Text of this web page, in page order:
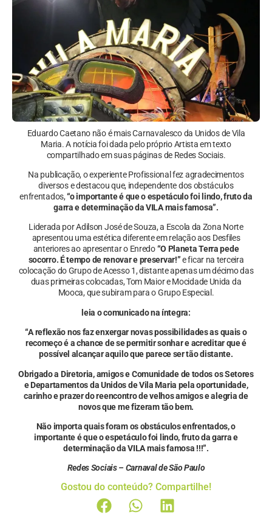
Eduardo Caetano não é mais Carnavalesco da Unidos de Vila
Maria. A notícia foi dada pelo próprio Artista em texto
compartilhado em suas páginas de Redes Sociais.
Na publicação, o experiente Profissional fez agradecimentos
diversos e destacou que, independente dos obstáculos
enfrentados,“o importante é que o espetáculo foi lindo, fruto da
garra e determinação da VILA mais famosa”.
Liderada por Adilson José de Souza, a Escola da Zona Norte
apresentou uma estética diferente em relação aos Desfiles
anteriores ao apresentar o Enredo“O Planeta Terra pede
socorro. É tempo de renovar e preservar!”e ficar na terceira
colocação do Grupo de Acesso 1, distante apenas um décimo das
duas primeiras colocadas, Tom Maior e Mocidade Unida da
Mooca, que subiram para o Grupo Especial.
leia o comunicado na íntegra:
“A reflexão nos faz enxergar novas possibilidades as quais o
recomeço é a chance de se permitir sonhar e acreditar que é
possível alcançar aquilo que parece ser tão distante.
Obrigado a Diretoria, amigos e Comunidade de todos os Setores
e Departamentos da Unidos de Vila Maria pela oportunidade,
carinho e prazer do reencontro de velhos amigos e alegria de
novos que me fizeram tão bem.
Não importa quais foram os obstáculos enfrentados, o
importante é que o espetáculo foi lindo, fruto da garra e
determinação da VILA mais famosa !!!”.
Redes Sociais – Carnaval de São Paulo
Gostou do conteúdo? Compartilhe!